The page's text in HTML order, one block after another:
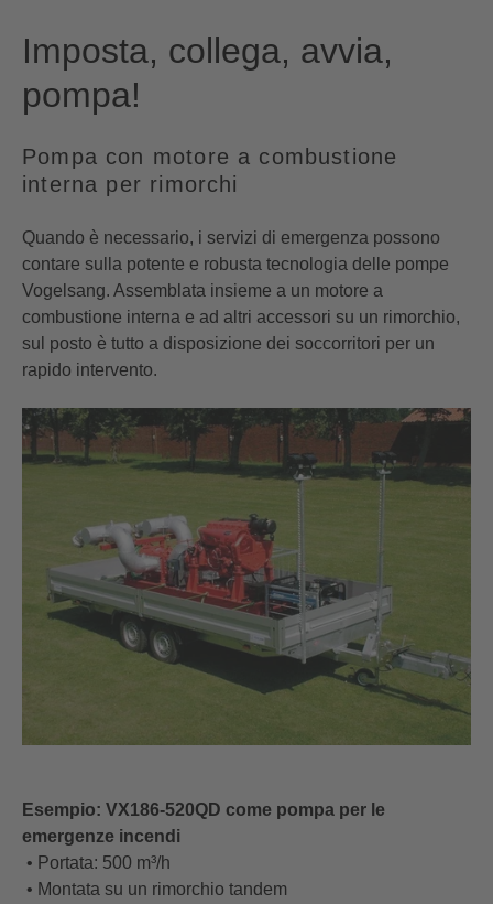
Imposta, collega, avvia,
pompa!
Pompa con motore a combustione
interna per rimorchi
Quando è necessario, i servizi di emergenza possono
contare sulla potente e robusta tecnologia delle pompe
Vogelsang. Assemblata insieme a un motore a
combustione interna e ad altri accessori su un rimorchio,
sul posto è tutto a disposizione dei soccorritori per un
rapido intervento.
Esempio: VX186-520QD come pompa per le
emergenze incendi
• Portata: 500 m³/h
• Montata su un rimorchio tandem